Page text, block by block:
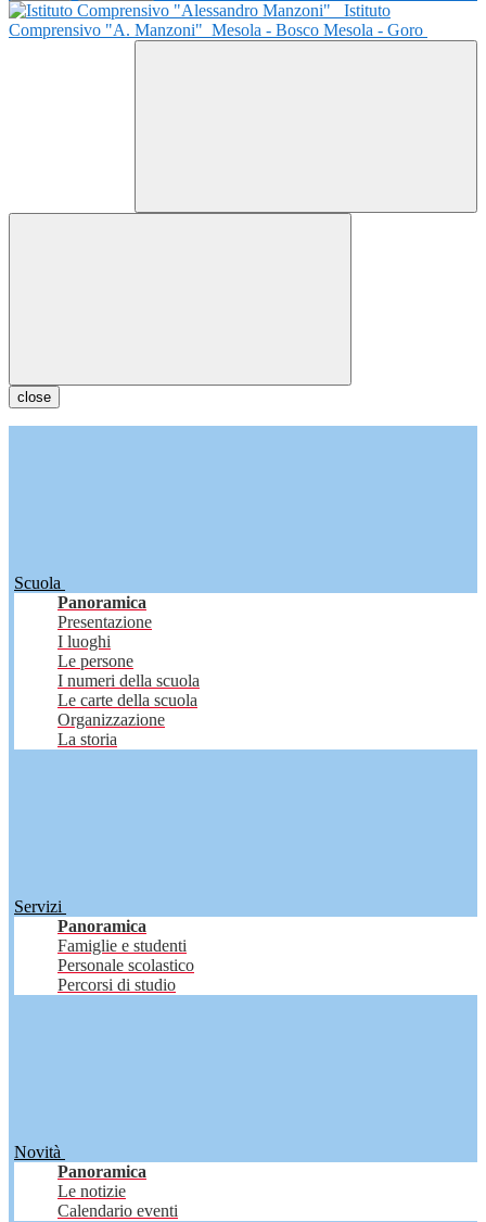
Istituto
Comprensivo "A. Manzoni" Mesola - Bosco Mesola - Goro
close
Scuola
Panoramica
Presentazione
I luoghi
Le persone
I numeri della scuola
Le carte della scuola
Organizzazione
La storia
Servizi
Panoramica
Famiglie e studenti
Personale scolastico
Percorsi di studio
Novità
Panoramica
Le notizie
Calendario eventi